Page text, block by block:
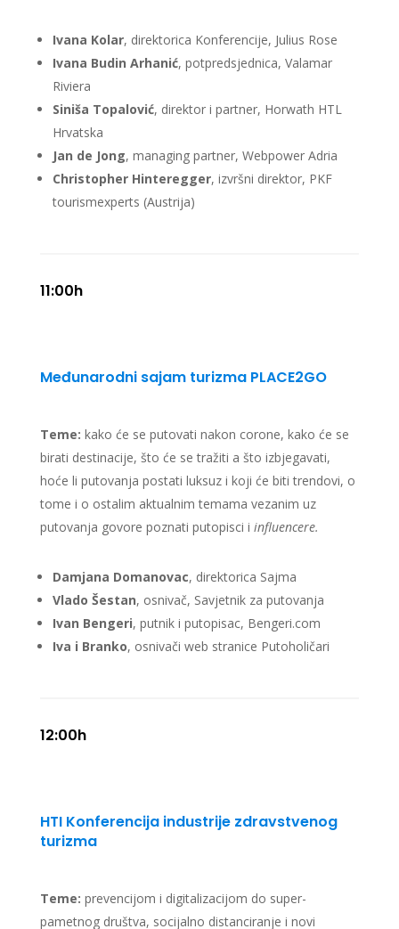
Ivana Kolar, direktorica Konferencije, Julius Rose
Ivana Budin Arhanić, potpredsjednica, Valamar
Riviera
Siniša Topalović, direktor i partner, Horwath HTL
Hrvatska
Jan de Jong, managing partner, Webpower Adria
Christopher Hinteregger, izvršni direktor, PKF
tourismexperts (Austrija)
11:00h
Međunarodni sajam turizma PLACE2GO
Teme: kako će se putovati nakon corone, kako će se
birati destinacije, što će se tražiti a što izbjegavati,
hoće li putovanja postati luksuz i koji će biti trendovi, o
tome i o ostalim aktualnim temama vezanim uz
putovanja govore poznati putopisci i influencere.
Damjana Domanovac, direktorica Sajma
Vlado Šestan, osnivač, Savjetnik za putovanja
Ivan Bengeri, putnik i putopisac, Bengeri.com
Iva i Branko, osnivači web stranice Putoholičari
12:00h
HTI Konferencija industrije zdravstvenog
turizma
Teme: prevencijom i digitalizacijom do super-
pametnog društva, socijalno distanciranje i novi